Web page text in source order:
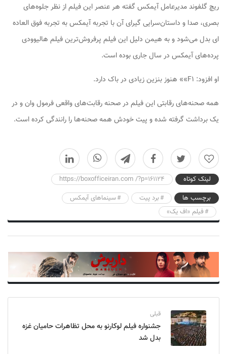
ریچ گلفوند مدیرعامل آیمکس گفته هر عنصر این فیلم از نظر جلوه‌های
بصری، صدا و داستان‌سرایی گیرای آن با تجربه آیمکس به تجربه فوق العاده
ای بدل می‌شود و به هیمن دلیل این فیلم پرفروش‌ترین فیلم هالیوودی
پرده‌های آیمکس در سال جاری بوده است.
او افزود: F۱»» هنوز بنزین زیادی در باک دارد.
همه صحنه‌های رقابتی این فیلم در صحنه رقابت‌های واقعی فرمول وان و در
یک برداشت گرفته شده و پیت خودش همه صحنه‌ها را رانندگی کرده است.
0
لینک کوتاه
https://boxofficeiran.com /?p=161124
برچسب ها
برد پیت
سینماهای آیمکس
فیلم «اف یک»
قبلی
جشنواره فیلم لوکارنو به محل تظاهرات حامیان غزه
بدل شد